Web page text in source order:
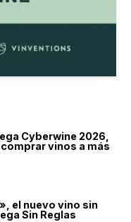
Cyberwine 2026,
vinos a más
el nuevo vino sin
Sin Reglas